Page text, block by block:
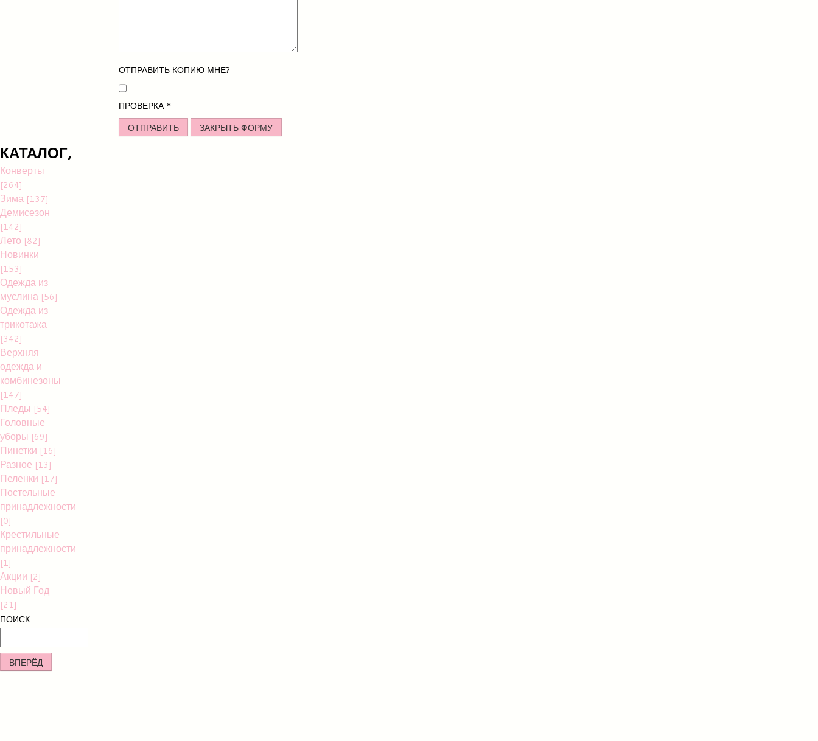
ОТПРАВИТЬ КОПИЮ МНЕ?
ПРОВЕРКА*
ОТПРАВИТЬ
ЗАКРЫТЬ ФОРМУ
КАТАЛОГ,
Конверты
[264]
Зима [137]
Демисезон
[142]
Лето [82]
Новинки
[153]
Одежда из
муслина [56]
Одежда из
трикотажа
[342]
Верхняя
одежда и
комбинезоны
[147]
Пледы [54]
Головные
уборы [69]
Пинетки [16]
Разное [13]
Пеленки [17]
Постельные
принадлежности
[0]
Крестильные
принадлежности
[1]
Акции [2]
Новый Год
[21]
ПОИСК
ВПЕРЁД